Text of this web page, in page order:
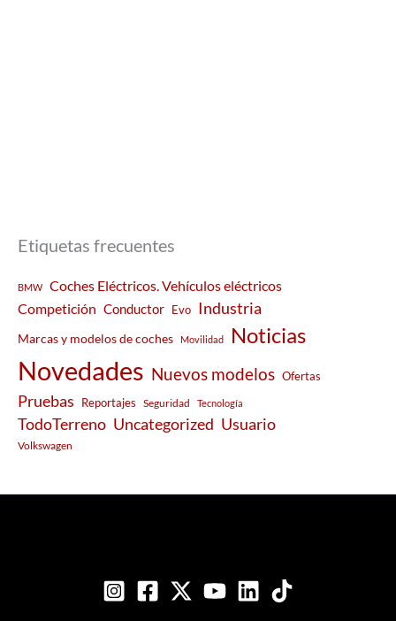
Etiquetas frecuentes
BMW
Coches Eléctricos. Vehículos eléctricos
Competición Conductor Evo Industria
Marcas y modelos de coches Movilidad Noticias
Novedades Nuevos modelos Ofertas
Pruebas Reportajes Seguridad Tecnología
TodoTerreno Uncategorized Usuario
Volkswagen